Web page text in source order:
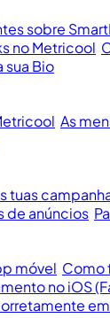
sobre
no Metricool
sua Bio
As
tuas
de anúncios
móvel Como
no iOS